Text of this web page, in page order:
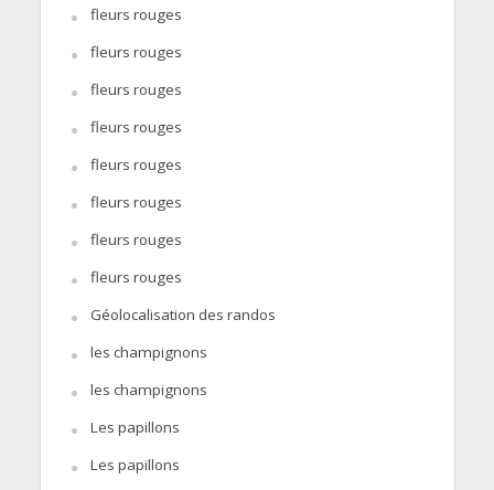
fleurs rouges
fleurs rouges
fleurs rouges
fleurs rouges
fleurs rouges
fleurs rouges
fleurs rouges
fleurs rouges
Géolocalisation des randos
les champignons
les champignons
Les papillons
Les papillons